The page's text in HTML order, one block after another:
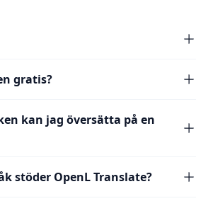
gratis?
kan jag översätta på en
stöder OpenL Translate?